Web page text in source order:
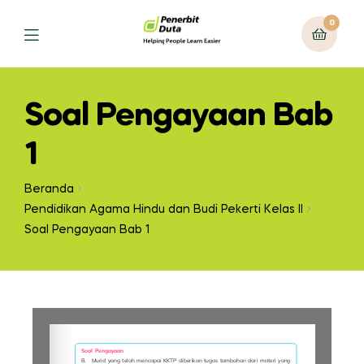
0
Soal Pengayaan Bab
1
Beranda
Pendidikan Agama Hindu dan Budi Pekerti Kelas II
Soal Pengayaan Bab 1